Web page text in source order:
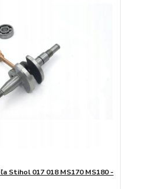
Stihol 017 018 MS170 MS180 -